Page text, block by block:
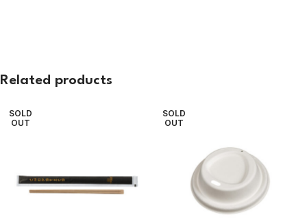
Related products
SOLD
OUT
SOLD
OUT